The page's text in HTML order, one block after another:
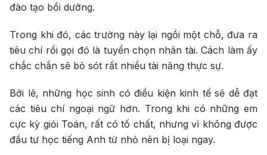
đào tạo bồi dưỡng.
Trong khi đó, các trường này lại ngồi một chỗ, đưa ra
tiêu chí rồi gọi đó là tuyển chọn nhân tài. Cách làm ấy
chắc chắn sẽ bỏ sót rất nhiều tài năng thực sự.
Bởi lẽ, những học sinh có điều kiện kinh tế sẽ dễ đạt
các tiêu chí ngoại ngữ hơn. Trong khi có những em
cực kỳ giỏi Toán, rất có tố chất, nhưng vì không được
đầu tư học tiếng Anh từ nhỏ nên bị loại ngay.